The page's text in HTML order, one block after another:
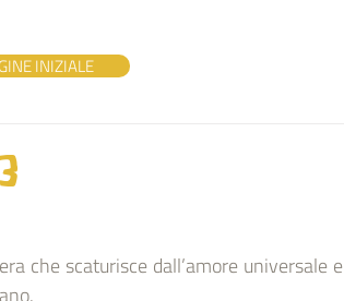
INIZIALE
che scaturisce dall’amore universale e